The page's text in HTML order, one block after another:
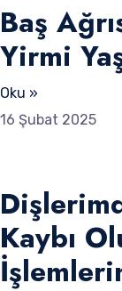
Baş
Yirmi
Oku »
16 Şubat 2025
Kaybı